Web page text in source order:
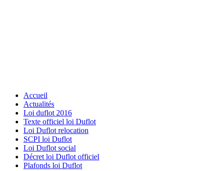
Accueil
Actualités
Loi duflot 2016
Texte officiel loi Duflot
Loi Duflot relocation
SCPI loi Duflot
Loi Duflot social
Décret loi Duflot officiel
Plafonds loi Duflot